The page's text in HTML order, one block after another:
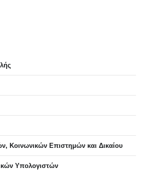
Κοινωνικών Επιστημών και Δικαίου
Υπολογιστών